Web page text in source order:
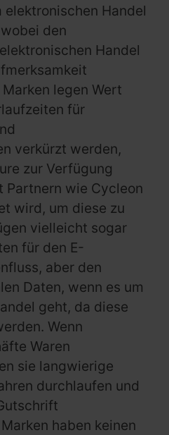
elektronischen Handel
den
Handel
legen Wert
für
verkürzt werden,
zur Verfügung
Partnern wie Cycleon
wird, um diese zu
vielleicht sogar
für den E-
aber den
Daten, wenn es um
geht, da diese
Wenn
Waren
sie langwierige
durchlaufen und
haben keinen